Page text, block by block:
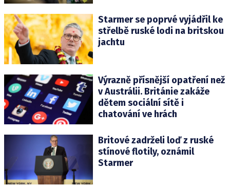
Starmer se poprvé vyjádřil ke
střelbě ruské lodi na britskou
jachtu
Výrazně přísnější opatření než
v Austrálii. Británie zakáže
dětem sociální sítě i
chatování ve hrách
Britové zadrželi loď z ruské
stínové flotily, oznámil
Starmer